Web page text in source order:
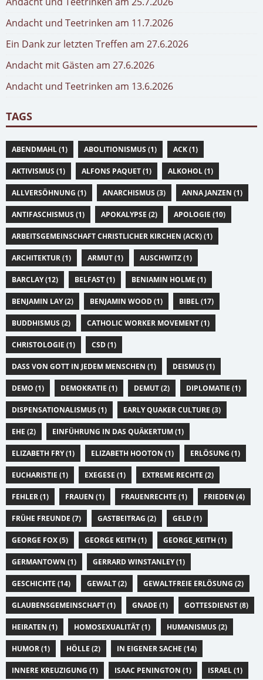
Andacht und Teetrinken am 11.7.2026
Ein Dank zur letzten Treffen am 27.6.2026
Andacht mit Gästen am 27.6.2026
Andacht und Teetrinken am 13.6.2026
TAGS
ABENDMAHL (1) ABOLITIONISMUS (1) ACK (1)
AKTIVISMUS (1) ALFONS PAQUET (1) ALKOHOL (1)
ALLVERSÖHNUNG (1) ANARCHISMUS (3) ANNA JANZEN (1)
ANTIFASCHISMUS (1) APOKALYPSE (2) APOLOGIE (10)
ARBEITSGEMEINSCHAFT CHRISTLICHER KIRCHEN (ACK) (1)
ARCHITEKTUR (1) ARMUT (1) AUSCHWITZ (1)
BARCLAY (12) BELFAST (1) BENIAMIN HOLME (1)
BENJAMIN LAY (2) BENJAMIN WOOD (1) BIBEL (17)
BUDDHISMUS (2) CATHOLIC WORKER MOVEMENT (1)
CHRISTOLOGIE (1) CSD (1)
DASS VON GOTT IN JEDEM MENSCHEN (1) DEISMUS (1)
DEMO (1) DEMOKRATIE (1) DEMUT (2) DIPLOMATIE (1)
DISPENSATIONALISMUS (1) EARLY QUAKER CULTURE (3)
EHE (2) EINFÜHRUNG IN DAS QUÄKERTUM (1)
ELIZABETH FRY (1) ELIZABETH HOOTON (1) ERLÖSUNG (1)
EUCHARISTIE (1) EXEGESE (1) EXTREME RECHTE (2)
FEHLER (1) FRAUEN (1) FRAUENRECHTE (1) FRIEDEN (4)
FRÜHE FREUNDE (7) GASTBEITRAG (2) GELD (1)
GEORGE FOX (5) GEORGE KEITH (1) GEORGE_KEITH (1)
GERMANTOWN (1) GERRARD WINSTANLEY (1)
GESCHICHTE (14) GEWALT (2) GEWALTFREIE ERLÖSUNG (2)
GLAUBENSGEMEINSCHAFT (1) GNADE (1) GOTTESDIENST (8)
HEIRATEN (1) HOMOSEXUALITÄT (1) HUMANISMUS (2)
HUMOR (1) HÖLLE (2) IN EIGENER SACHE (14)
INNERE KREUZIGUNG (1) ISAAC PENINGTON (1) ISRAEL (1)